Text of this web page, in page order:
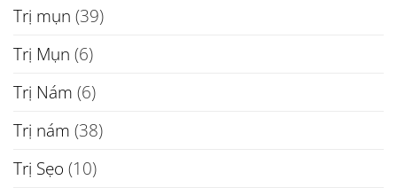
Trị mụn (39)
Trị Mụn (6)
Trị Nám (6)
Trị nám (38)
Trị Sẹo (10)